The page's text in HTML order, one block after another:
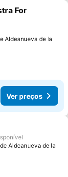
favoritos
For
Aldeanueva de la
Ver preços
favoritos
Aldeanueva de la